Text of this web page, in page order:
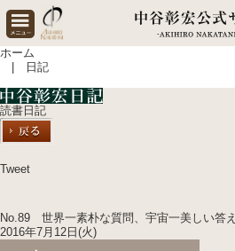
ホーム
| 日記
読書日記
Tweet
No.89 世界一素朴な質問、宇宙一美しい答え
2016年7月12日(火)